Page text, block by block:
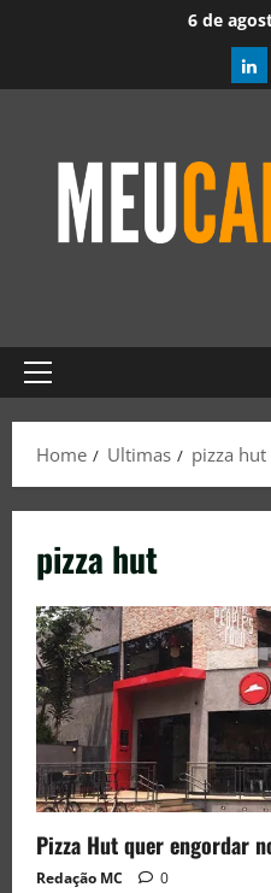
6 de
Home Ultimas pizza hut
pizza hut
Pizza Hut quer engordar
Redação MC 0